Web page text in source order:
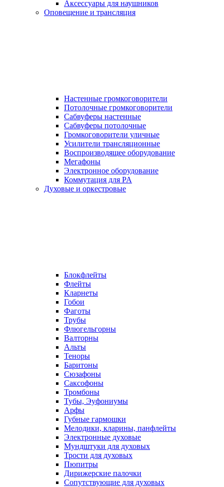
Аксессуары для наушников
Оповещение и трансляция
Настенные громкоговорители
Потолочные громкоговорители
Сабвуферы настенные
Сабвуферы потолочные
Громкоговорители уличные
Усилители трансляционные
Воспроизводящее оборудование
Мегафоны
Электронное оборудование
Коммутация для PA
Духовые и оркестровые
Блокфлейты
Флейты
Кларнеты
Гобои
Фаготы
Трубы
Флюгельгорны
Валторны
Альты
Теноры
Баритоны
Сюзафоны
Саксофоны
Тромбоны
Тубы, Эуфониумы
Арфы
Губные гармошки
Мелодики, кларины, панфлейты
Электронные духовые
Мундштуки для духовых
Трости для духовых
Пюпитры
Дирижерские палочки
Сопутствующие для духовых